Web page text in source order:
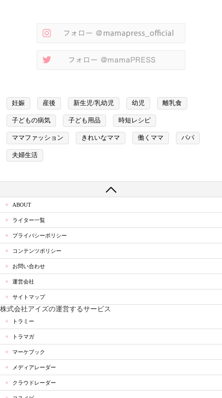
妊娠 産後 新生児/乳幼児 幼児 離乳食
子どもの病気 子ども用品 時短レシピ
ママファッション きれいなママ 働くママ パパ
夫婦生活
ABOUT
ライター一覧
プライバシーポリシー
コンテンツポリシー
お問い合わせ
運営会社
サイトマップ
株式会社アイズの運営するサービス
トラミー
トラマガ
マーケブック
メディアレーダー
クラウドレーダー